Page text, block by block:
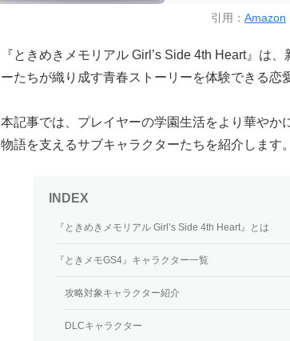
引用： Amazon
『ときめきメモリアル Girl’s Side 4th Heart』は
ーたちが織り成す青春ストーリーを体験できる恋
本記事では、プレイヤーの学園生活をより華やか
物語を支えるサブキャラクターたちを紹介します。
『ときめきメモリアル Girl’s Side 4th Heart』とは
『ときメモGS4』キャラクター一覧
攻略対象キャラクター紹介
DLCキャラクター